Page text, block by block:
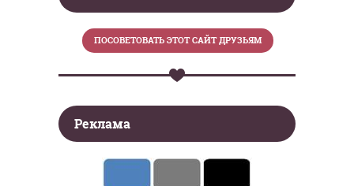
Реклама